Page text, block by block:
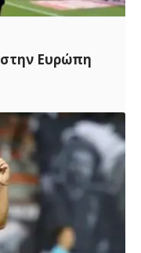
Ευρώπη